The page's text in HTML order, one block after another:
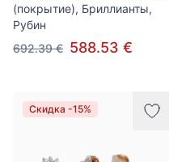
(покрытие), Бриллианты,
Рубин
692.39 € 588.53 €
Скидка -15%